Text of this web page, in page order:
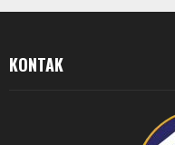
KONTAK